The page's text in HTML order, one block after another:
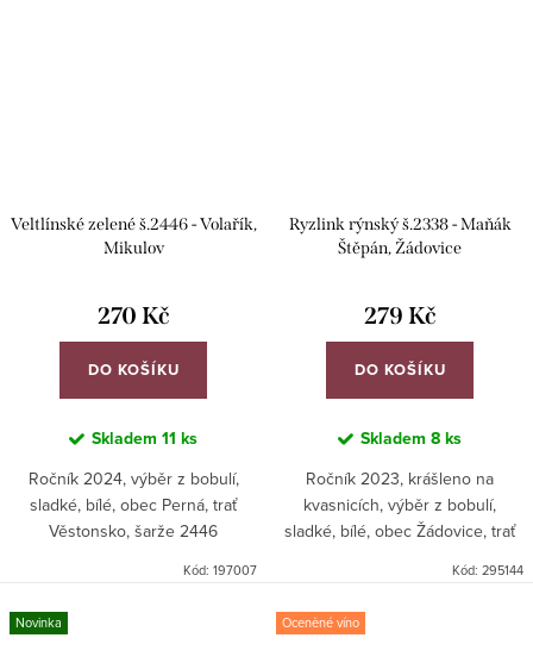
Veltlínské zelené š.2446 - Volařík,
Mikulov
270 Kč
DO KOŠÍKU
Skladem 11 ks
Ročník 2024, výběr z bobulí,
sladké, bílé, obec Perná, trať
Věstonsko, šarže 2446
Kód: 197007
Ryzlink rýnský š.2338 - Maňák
Štěpán, Žádovice
279 Kč
DO KOŠÍKU
Skladem 8 ks
Ročník 2023, krášleno na
kvasnicích, výběr z bobulí,
sladké, bílé, obec Žádovice, trať
slovácká podoblast...
Kód: 295144
Novinka Oceněné víno